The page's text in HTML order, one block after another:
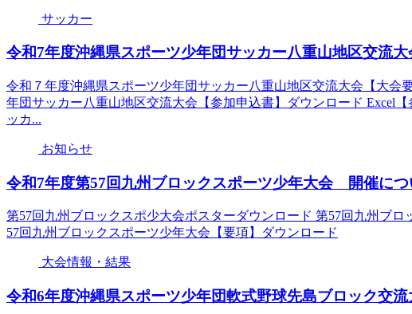
サッカー
令和7年度沖縄県スポーツ少年団サッカー八重山地区交流
令和７年度沖縄県スポーツ少年団サッカー八重山地区交流大会【大会
年団サッカー八重山地区交流大会【参加申込書】ダウンロード Excel
ッカ...
お知らせ
令和7年度第57回九州ブロックスポーツ少年大会 開催につ
第57回九州ブロックスポ少大会ポスターダウンロード 第57回九州ブ
57回九州ブロックスポーツ少年大会【要項】ダウンロード
大会情報・結果
令和6年度沖縄県スポーツ少年団軟式野球先島ブロック交流